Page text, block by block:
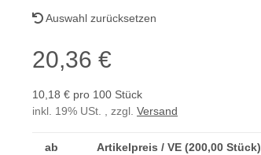
Auswahl zurücksetzen
20,36 €
10,18 € pro 100 Stück
inkl. 19% USt. , zzgl. Versand
ab Artikelpreis / VE (200,00 Stück)